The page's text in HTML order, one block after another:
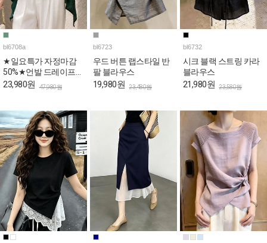
bl6708a
★일요특가 자정마감
50%★언발 드레이프
퍼프 스퀘어 블라우스
23,980원 47,980원
bl6723
우드 버튼 랩스타일 반
팔 블라우스
19,980원 23,480원
bl6732
시크 블랙 스트링 카라
블라우스
21,980원 23,580원